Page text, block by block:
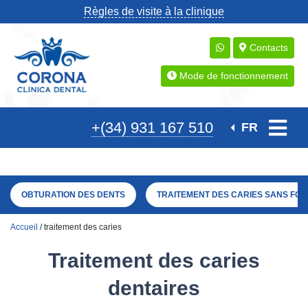
Règles de visite à la clinique
Contacts
Mode de fonctionnement
+(34) 931 167 510 FR
OBTURATION DES DENTS TRAITEMENT DES CARIES SANS
Accueil / traitement des caries
Traitement des caries
dentaires